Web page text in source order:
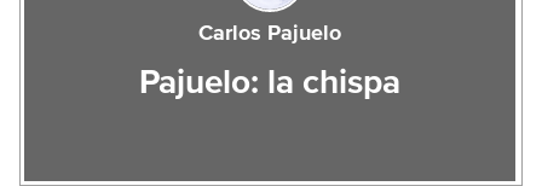
Carlos Pajuelo
Pajuelo: la chispa